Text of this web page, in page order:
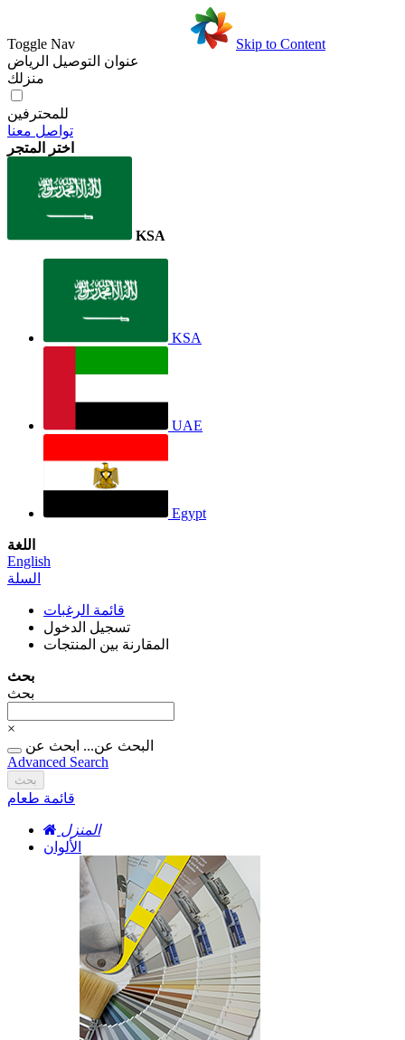
Toggle Nav
Skip to Content
عنوان التوصيل الرياض
منزلك
للمحترفين
تواصل معنا
اختر المتجر
KSA
KSA
UAE
Egypt
اللغة
English
السلة
قائمة الرغبات
تسجيل الدخول
المقارنة بين المنتجات
بحث
بحث
×
البحث عن... ابحث عن
Advanced Search
بحث
قائمة طعام
المنزل
الألوان